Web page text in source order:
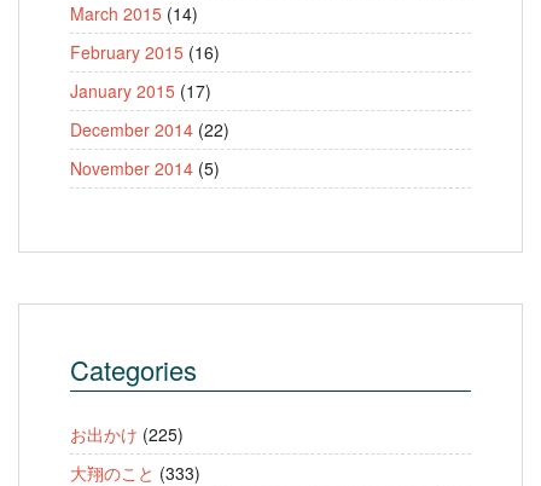
March 2015 (14)
February 2015 (16)
January 2015 (17)
December 2014 (22)
November 2014 (5)
Categories
お出かけ (225)
大翔のこと (333)